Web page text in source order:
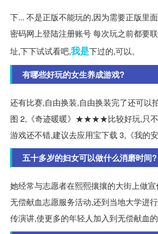
下... 不是正版不能玩的,因为需要正版里
密码网上登陆注册账号 每次玩之前都要
址,下下试试看吧,我是下过的,可以。
有哪些好玩的女生养成游戏?
还有比赛,自由换装,自由换装完了还可以
图 2,《奇迹暖暖》★★★★比较好玩,只不
游戏还不错,建议去应用宝下载 3,《我的安
五十多岁的妇女可以做什么消磨时间?
她经常与志愿者在熙熙攘攘的大街上做
无偿献血志愿服务活动,还到当地大学进
传演讲,使更多的年轻人加入到无偿献血